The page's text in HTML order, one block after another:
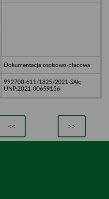
Dokumentacja osobowo-płacowa
992700-611/1825/2021-SAk;
UNP:2021-00659156
<< >>